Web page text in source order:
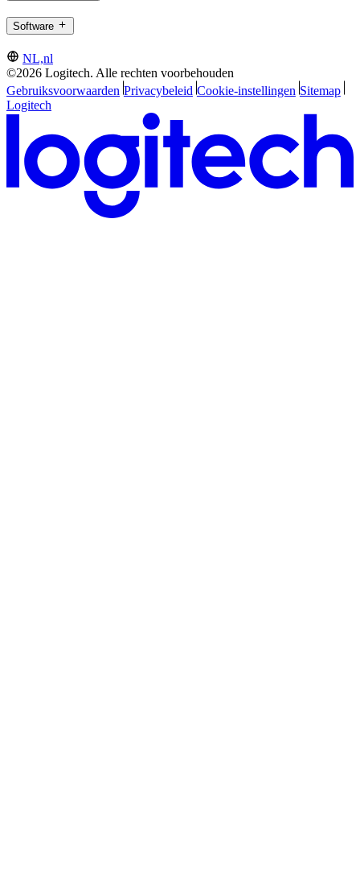
Software
NL,nl
©2026 Logitech. Alle rechten voorbehouden
Gebruiksvoorwaarden Privacybeleid Cookie-instellingen Sitemap
Logitech